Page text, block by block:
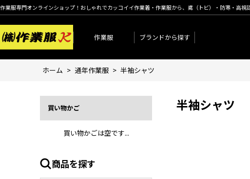
作業服専門オンラインショップ！おしゃれでカッコイイ作業着・作業服から、鳶（トビ）・防寒・高視
作業服 ブランドから探す
ホーム > 通年作業服 > 半袖シャツ
買い物かご
買い物かごは空です...
商品を探す
半袖シャツ